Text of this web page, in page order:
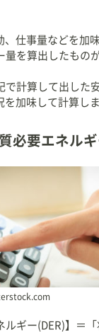
、仕事量などを加
量を算出したもの
で計算して出した
を加味して計算しま
必要エネルギ
ルギー(DER)】＝「